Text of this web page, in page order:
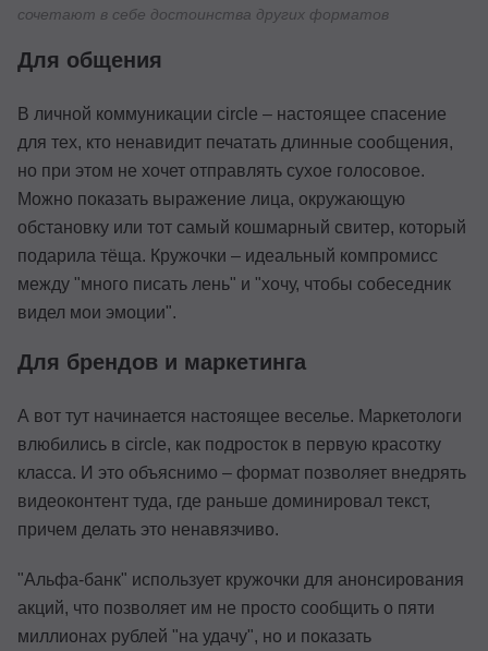
сочетают в себе достоинства других форматов
Для общения
В личной коммуникации circle – настоящее спасение
для тех, кто ненавидит печатать длинные сообщения,
но при этом не хочет отправлять сухое голосовое.
Можно показать выражение лица, окружающую
обстановку или тот самый кошмарный свитер, который
подарила тёща. Кружочки – идеальный компромисс
между "много писать лень" и "хочу, чтобы собеседник
видел мои эмоции".
Для брендов и маркетинга
А вот тут начинается настоящее веселье. Маркетологи
влюбились в circle, как подросток в первую красотку
класса. И это объяснимо – формат позволяет внедрять
видеоконтент туда, где раньше доминировал текст,
причем делать это ненавязчиво.
"Альфа-банк" использует кружочки для анонсирования
акций, что позволяет им не просто сообщить о пяти
миллионах рублей "на удачу", но и показать